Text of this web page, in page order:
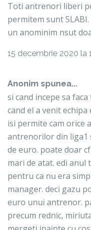
Toti antrenori liberi
permitem sunt
un anominim nsut
15 decembrie 2020 la
Anonim spunea...
si cand incepe sa
cand el a venit echipa
isi permite cam orice
antrenorilor din liga1
de euro. poate doar
mari de atat. edi anul
pentru ca nu era
manager. deci gazu
euro unui antrenor.
precum rednic,